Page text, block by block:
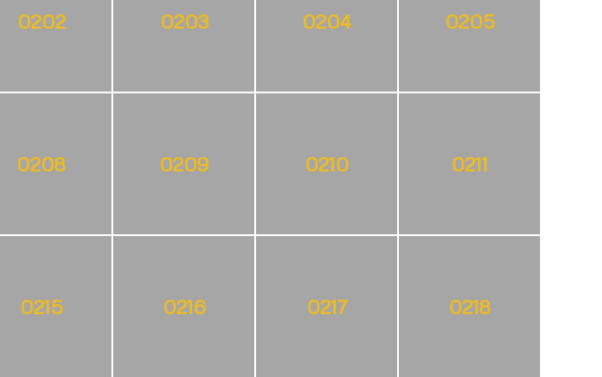
0202 0203 0204 0205
0208 0209 0210 0211
0215 0216 0217 0218